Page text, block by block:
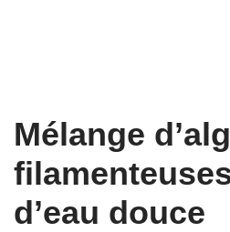
Mélange
d’eau douce